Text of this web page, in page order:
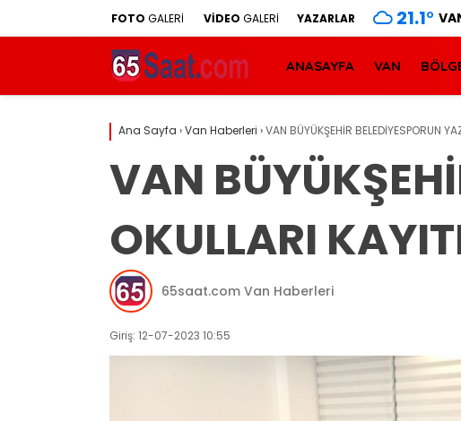
FOTO GALERİ VİDEO GALERİ YAZARLAR 21.1°
ANASAYFA VAN
Ana Sayfa ›Van Haberleri ›VAN BÜYÜKŞEHİR BELEDİYESPORUN
VAN
OKULLARI
65saat.com Van Haberleri
Giriş: 12-07-2023 10:55